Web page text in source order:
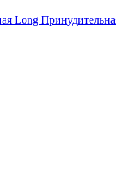
Long